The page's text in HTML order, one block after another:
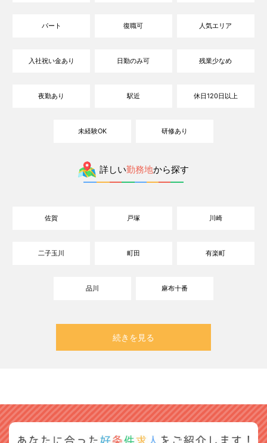
パート 復職可 人気エリア
入社祝い金あり 日勤のみ可 残業少なめ
夜勤あり 駅近 休日120日以上
未経験OK 研修あり
詳しい勤務地から探す
佐賀 戸塚 川崎
二子玉川 町田 有楽町
品川 麻布十番
続きを見る